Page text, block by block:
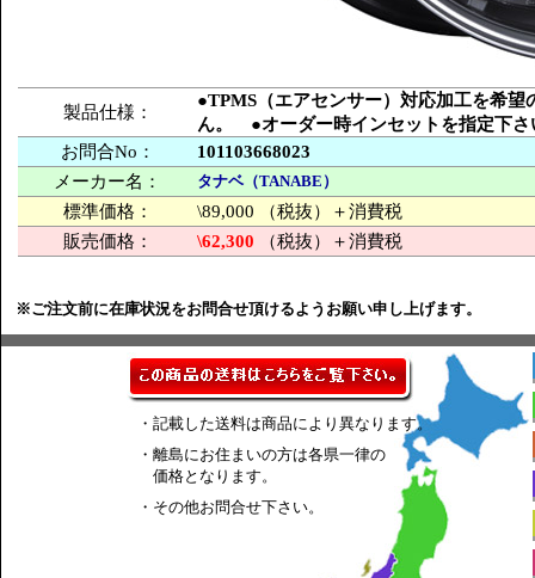
製品仕様：
●TPMS（エアセンサー）対応加工を希
ん。 ●オーダー時インセットを指定下
お問合No：
101103668023
メーカー名：
タナベ（TANABE）
標準価格：
\89,000 （税抜）＋消費税
販売価格：
\62,300 （税抜）＋消費税
※ご注文前に在庫状況をお問合せ頂けるようお願い申し上げます。
・記載した送料は商品により異なります。
・離島にお住まいの方は各県一律の
価格となります。
・その他お問合せ下さい。